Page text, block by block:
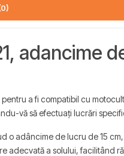
adancime
a fi compatibil cu
vă să efectuați lucrări
adâncime de lucru de 15
adecvată a solului, facilitând